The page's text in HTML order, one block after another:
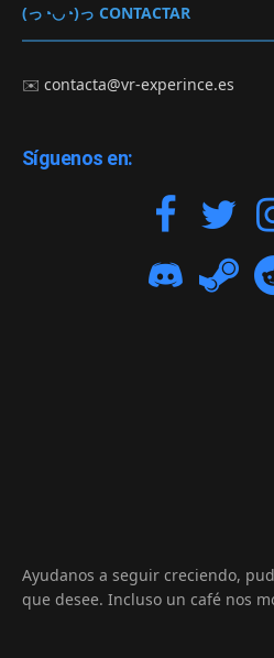
(っ◔◡◔)っ CONTACTAR
✉️contacta@vr-experince.es
Síguenos en:
Ayudanos a seguir creciendo,
que desee. Incluso un café nos